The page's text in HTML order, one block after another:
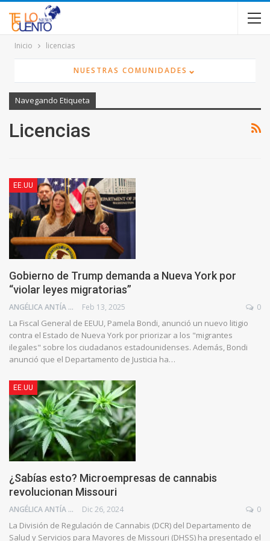
Inicio licencias
NUESTRAS COMUNIDADES ⌄
Navegando Etiqueta
Licencias
EE.UU
Gobierno de Trump demanda a Nueva York por
“violar leyes migratorias”
ANGÉLICA ANTÍA AZUAJE Feb 13, 2025 0
La Fiscal General de EEUU, Pamela Bondi, anunció un nuevo litigio
contra el Estado de Nueva York por priorizar a los "migrantes
ilegales" sobre los ciudadanos estadounidenses. Además, Bondi
anunció que el Departamento de Justicia ha…
EE.UU
¿Sabías esto? Microempresas de cannabis
revolucionan Missouri
ANGÉLICA ANTÍA AZUAJE Dic 26, 2024 0
La División de Regulación de Cannabis (DCR) del Departamento de
Salud y Servicios para Mayores de Missouri (DHSS) ha presentado el